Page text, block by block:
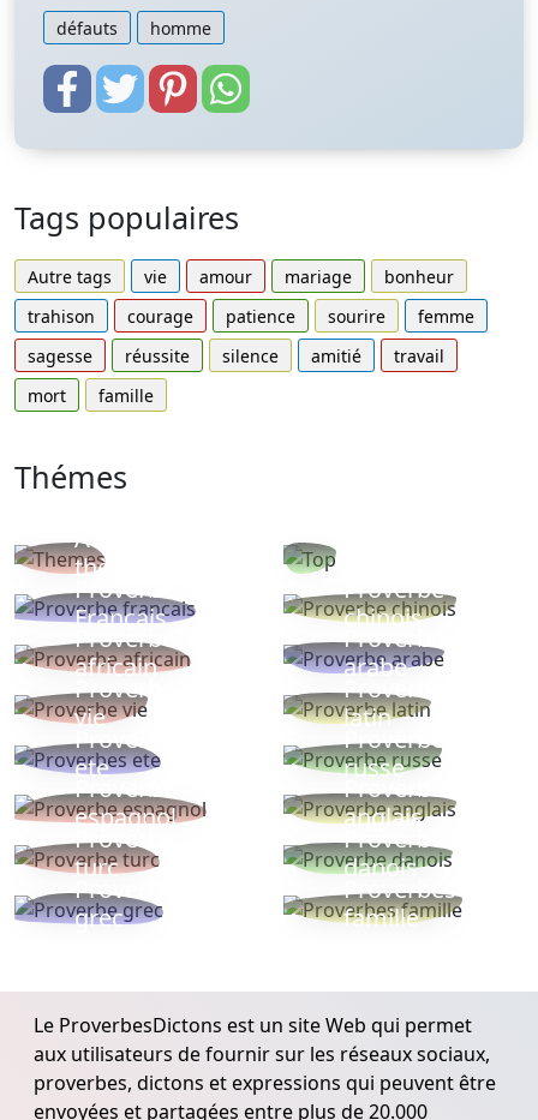
défauts homme
Tags populaires
Autre tags vie amour mariage
bonheur
trahison
courage patience sourire
femme
sagesse
réussite silence amitié
travail
mort
famille
Thémes
Autres
thèmes
Proverbe
Français
Proverbe
chinois
Proverbe
africain
Proverbe
arabe
Proverbe
vie
Proverbe
latin
Proverbes
ete
Proverbe
russe
Proverbe
espagnol
Proverbe
anglais
Proverbe
turc
Proverbe
danois
Proverbe
grec
Proverbes
famille
Le ProverbesDictons est un site Web qui permet
aux utilisateurs de fournir sur les réseaux sociaux,
proverbes, dictons et expressions qui peuvent être
envoyées et partagées entre plus de 20.000